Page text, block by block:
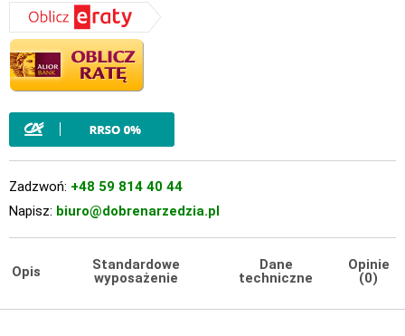
Zadzwoń: +48 59 814 40 44
Napisz: biuro@dobrenarzedzia.pl
Opis
Standardowe
wyposażenie
Dane
techniczne
Opinie
(0)